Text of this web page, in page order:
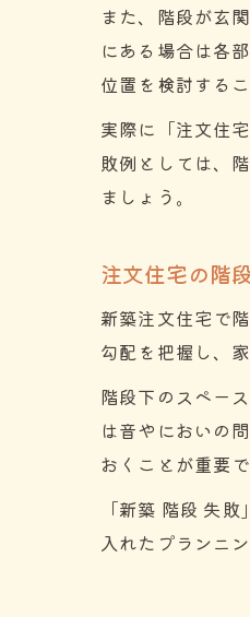
また、階段が玄
にある場合は各
位置を検討する
実際に「注文住
敗例としては、
ましょう。
注文住宅の階
新築注文住宅で
勾配を把握し、
階段下のスペー
は音やにおいの
おくことが重要で
「新築 階段 失
入れたプランニ